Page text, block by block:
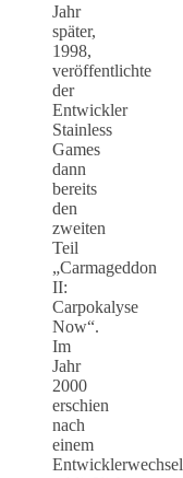
Jahr
später,
1998,
veröffentlichte
der
Entwickler
Stainless
Games
dann
bereits
den
zweiten
Teil
„Carmageddon
II:
Carpokalyse
Now“.
Im
Jahr
2000
erschien
nach
einem
Entwicklerwechsel